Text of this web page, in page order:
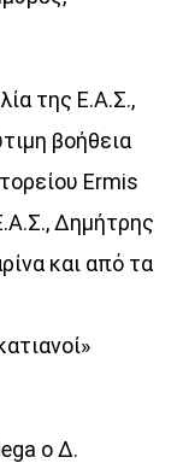
της Ε.Α.Σ.,
βοήθεια
Ermis
Δημήτρης
και από τα
ο Δ.